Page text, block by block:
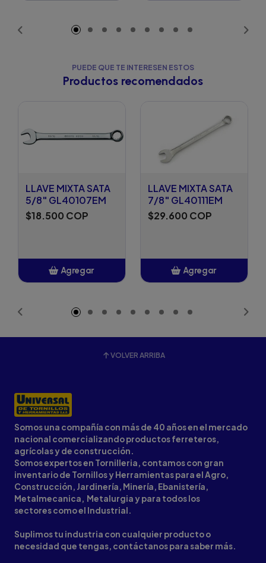
PUEDE QUE TE INTERESEN ESTOS
Productos recomendados
LLAVE MIXTA SATA
5/8" GL40107EM
$18.500 COP
Agregar
LLAVE MIXTA SATA
7/8" GL40111EM
$29.600 COP
Agregar
VOLVER ARRIBA
Somos una compañía con más de 40 años en el mercado
nacional comercializando productos ferreteros,
agrícolas y de construcción.
Somos expertos en Tornilleria, contamos con gran
inventario de Tornillos y Herramientas para el Agro,
Construcción, Jardinería, Minería, Ebanistería,
Metalmecanica, Metalurgia y para todos los
sectores como el Industrial.
Suplimos tu industria con cualquier producto o
necesidad que tengas, contáctanos para saber más.